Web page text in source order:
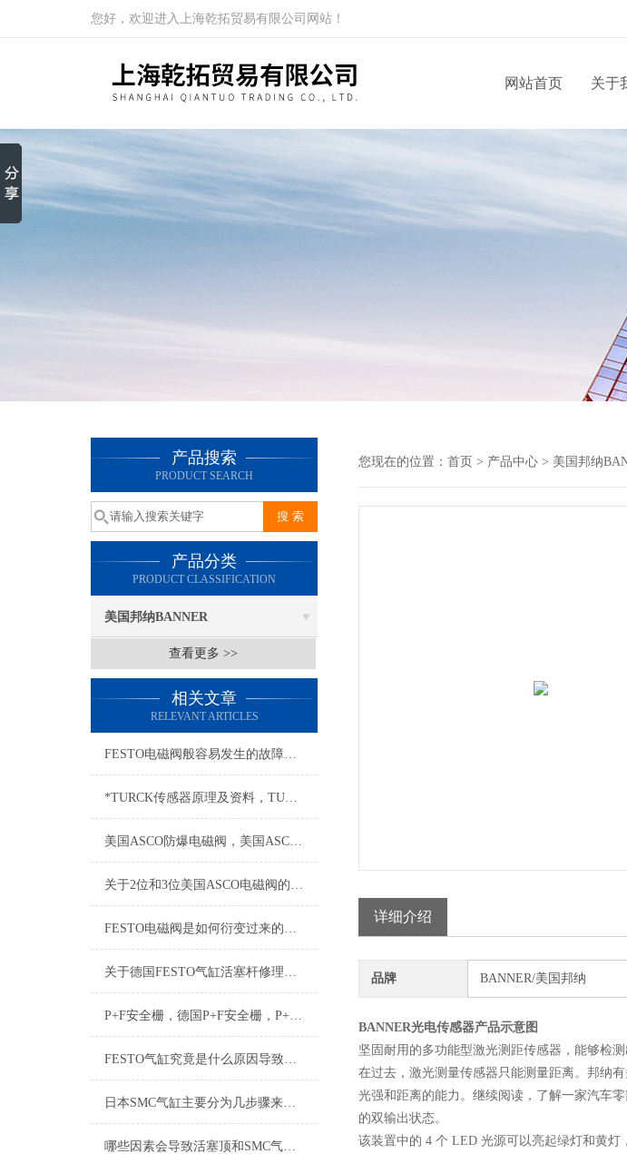
您好，欢迎进入上海乾拓贸易有限公司网站！
网站首页 关于
产品搜索
PRODUCT SEARCH
产品分类
PRODUCT CLASSIFICATION
美国邦纳BANNER
查看更多 >>
相关文章
RELEVANT ARTICLES
FESTO电磁阀般容易发生的故障分别有哪些？
*TURCK传感器原理及资料，TURCK传感器
美国ASCO防爆电磁阀，美国ASCO防爆电磁阀，ASCO防爆电磁阀
关于2位和3位美国ASCO电磁阀的应用解惑
FESTO电磁阀是如何衍变过来的又有什么功能呢
关于德国FESTO气缸活塞杆修理的几个步骤？
P+F安全栅，德国P+F安全栅，P+F编码器，倍加福编码器
FESTO气缸究竟是什么原因导致活塞杆失效
日本SMC气缸主要分为几步骤来选型，日本SMC气缸
哪些因素会导致活塞顶和SMC气缸盖发出响声?
您现在的位置： 首页 > 产品中心 > 美国邦纳
详细介绍
品牌 BANNER/美国邦纳
BANNER光电传感器产品示意图
坚固耐用的多功能型激光测距传感器，能够检测
在过去，激光测量传感器只能测量距离。邦纳
光强和距离的能力。继续阅读，了解一家汽车
的双输出状态。
该装置中的 4 个 LED 光源可以亮起绿灯和黄